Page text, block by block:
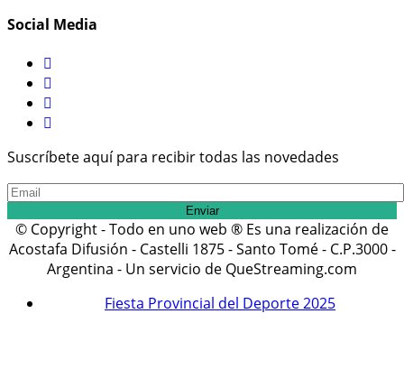
Social Media
Suscríbete aquí para recibir todas las novedades
© Copyright - Todo en uno web ® Es una realización de
Acostafa Difusión - Castelli 1875 - Santo Tomé - C.P.3000 -
Argentina - Un servicio de QueStreaming.com
Fiesta Provincial del Deporte 2025